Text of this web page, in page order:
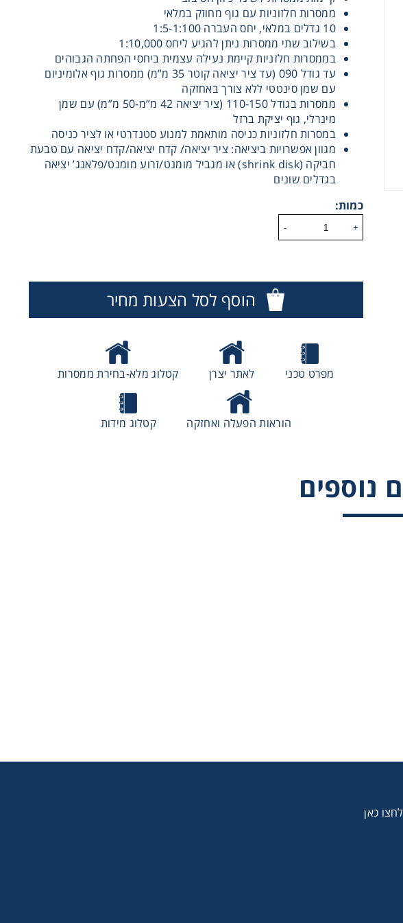
ממסרות חלזוניות עם גוף מחוזק במלאי
10 גדלים במלאי, יחס העברה 1:5-1:100
בשילוב שתי ממסרות ניתן להגיע ליחס 1:10,000
בממסרות חלזניות קיימת נעילה עצמית ביחסי הפחתה הגבוהים
עד גודל 090 (עד ציר יציאה קוטר 35 מ”מ) ממסרות גוף אלומיניום
עם שמן סינטטי ללא צורך באחזקה
ממסרות בגודל 110-150 (ציר יציאה 42 מ”מ-50 מ”מ) עם שמן
מינרלי, גוף יציקת ברזל
במסרות חלזוניות כניסה מותאמת למנוע סטנדרטי או לציר כניסה
מגוון אפשרויות ביציאה: ציר יציאה/ קדח יציאה/קדח יציאה עם טבעת
חביקה (shrink disk) או מגביל מומנט/זרוע מומנט/פלאנג’ יציאה
בגדלים שונים
כמות:
+
-
הוסף לסל הצעות מחיר
מפרט טכני לאתר יצרן קטלוג מלא-בחירת ממסרות
הוראות הפעלה ואחזקה קטלוג מידות
נוספים
כאן